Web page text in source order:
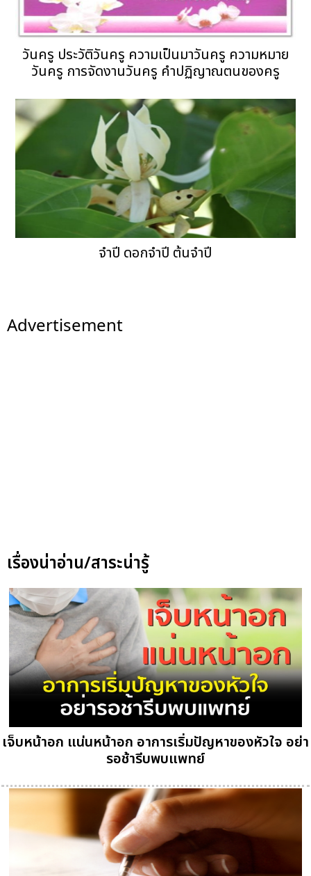
วันครู ประวัติวันครู ความเป็นมาวันครู ความหมาย
วันครู การจัดงานวันครู คำปฏิญาณตนของครู
จำปี ดอกจำปี ต้นจำปี
Advertisement
เรื่องน่าอ่าน/สาระน่ารู้
เจ็บหน้าอก แน่นหน้าอก อาการเริ่มปัญหาของหัวใจ อย่า
รอช้ารีบพบแพทย์